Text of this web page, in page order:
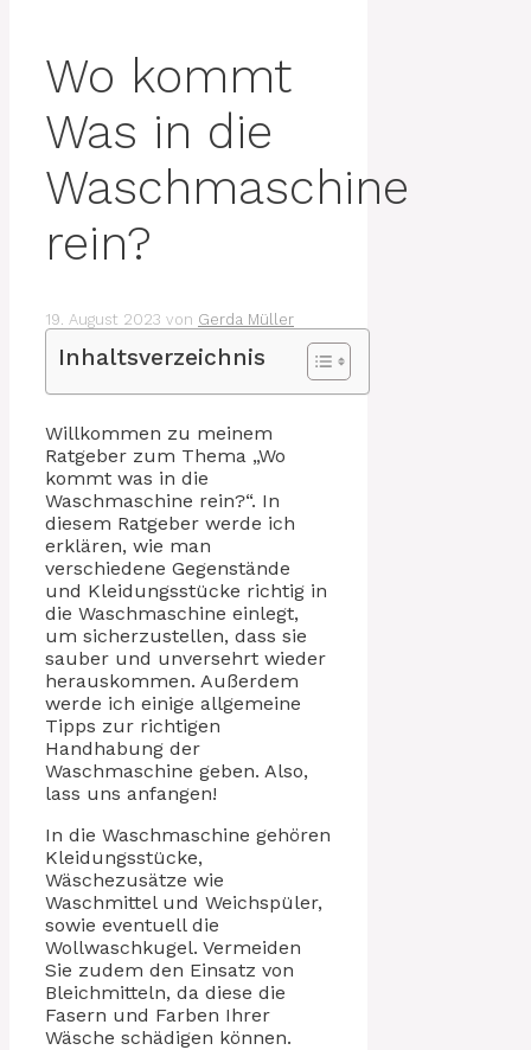
Wo kommt
Was in die
Waschmaschine
rein?
19. August 2023 von Gerda Müller
Inhaltsverzeichnis
Willkommen zu meinem
Ratgeber zum Thema „Wo
kommt was in die
Waschmaschine rein?“. In
diesem Ratgeber werde ich
erklären, wie man
verschiedene Gegenstände
und Kleidungsstücke richtig in
die Waschmaschine einlegt,
um sicherzustellen, dass sie
sauber und unversehrt wieder
herauskommen. Außerdem
werde ich einige allgemeine
Tipps zur richtigen
Handhabung der
Waschmaschine geben. Also,
lass uns anfangen!
In die Waschmaschine gehören
Kleidungsstücke,
Wäschezusätze wie
Waschmittel und Weichspüler,
sowie eventuell die
Wollwaschkugel. Vermeiden
Sie zudem den Einsatz von
Bleichmitteln, da diese die
Fasern und Farben Ihrer
Wäsche schädigen können.